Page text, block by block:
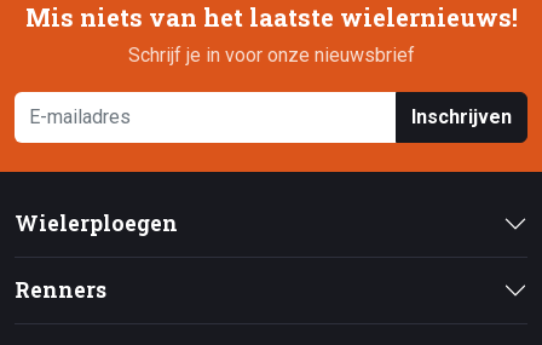
Mis niets van het laatste wielernieuws!
Schrijf je in voor onze nieuwsbrief
Inschrijven
Wielerploegen
Renners